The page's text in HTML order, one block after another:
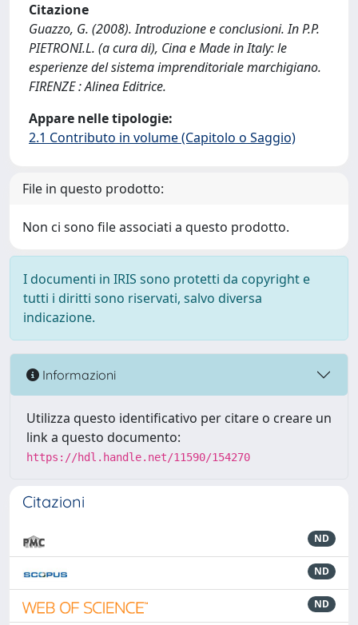
Citazione
Guazzo, G. (2008). Introduzione e conclusioni. In P.P.
PIETRONI.L. (a cura di), Cina e Made in Italy: le
esperienze del sistema imprenditoriale marchigiano.
FIRENZE : Alinea Editrice.
Appare nelle tipologie:
2.1 Contributo in volume (Capitolo o Saggio)
File in questo prodotto:
Non ci sono file associati a questo prodotto.
I documenti in IRIS sono protetti da copyright e
tutti i diritti sono riservati, salvo diversa
indicazione.
Informazioni
Utilizza questo identificativo per citare o creare un
link a questo documento:
https://hdl.handle.net/11590/154270
Citazioni
ND
ND
ND